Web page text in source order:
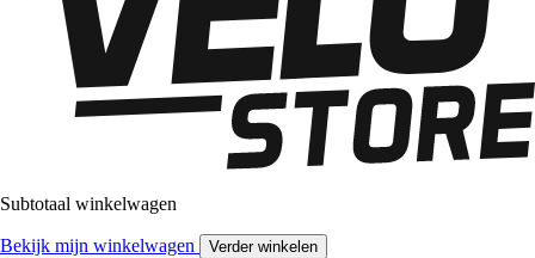
Subtotaal winkelwagen
Bekijk mijn winkelwagen Verder winkelen